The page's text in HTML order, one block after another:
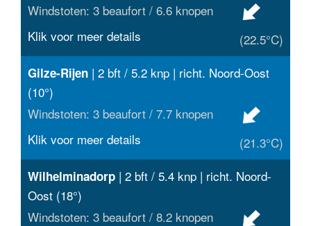
Windstoten: 3 beaufort / 6.6 knopen
(22.5°C)
Klik voor meer details
Gilze-Rijen | 2 bft / 5.2 knp | richt. Noord-Oost
(10°)
Windstoten: 3 beaufort / 7.7 knopen
(21.3°C)
Klik voor meer details
Wilhelminadorp | 2 bft / 5.4 knp | richt. Noord-
Oost (18°)
Windstoten: 3 beaufort / 8.2 knopen